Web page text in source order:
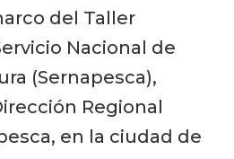
del Taller
Nacional de
(Sernapesca),
Regional
en la ciudad de